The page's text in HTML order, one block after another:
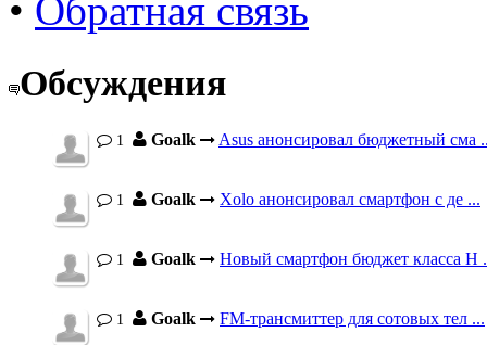
• Обратная связь
Обсуждения
1 Goalk Asus анонсировал бюджетный сма
1 Goalk Xolo анонсировал смартфон с де ...
1 Goalk Новый смартфон бюджет класса H
1 Goalk FM-трансмиттер для сотовых тел ...